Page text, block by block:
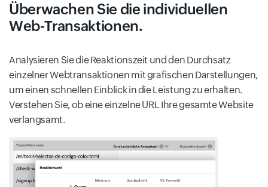
Überwachen Sie die individuellen
Web-Transaktionen.
Analysieren Sie die Reaktionszeit und den Durchsatz
einzelner Webtransaktionen mit grafischen Darstellungen,
um einen schnellen Einblick in die Leistung zu erhalten.
Verstehen Sie, ob eine einzelne URL Ihre gesamte Website
verlangsamt.